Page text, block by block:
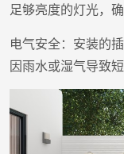
足够亮度的灯光，
电气安全：安装的
因雨水或湿气导致短